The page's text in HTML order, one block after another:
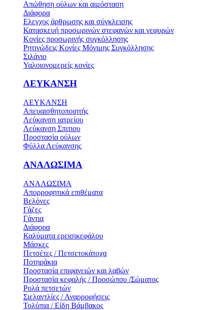
Απώθηση ούλων και αιμόσταση
Διάφορα
Ελεγχος άρθρωσης και σύγκλεισης
Κατασκευή προσωρινών στεφανών και γεφυρών
Κονίες προσωρινής συγκόλλησης
Ρητινώδεις Κονίες Μόνιμης Συγκόλλησης
Σιλάνιο
Υαλοιονομερείς κονίες
ΛΕΥΚΑΝΣΗ
ΛΕΥΚΑΝΣΗ
Απευαισθητοποιητής
Λεύκανση ιατρείου
Λεύκανση Σπιτιου
Προστασία ούλων
Φύλλα Λεύκανσης
ΑΝΑΛΩΣΙΜΑ
ΑΝΑΛΩΣΙΜΑ
Απορροφητικά επιθέματα
Βελόνες
Γάζες
Γάντια
Διάφορα
Καλύματα ερεισικεφάλου
Μάσκες
Πετσέτες / Πετσετοκάτοχα
Ποτηράκια
Προστασία επιφανειών και λαβών
Προστασία κεφαλής / Προσώπου /Σώματος
Ρολά πετσετών
Σιελαντλίες / Αναρροφήσεις
Τολύπια / Είδη Βάμβακος